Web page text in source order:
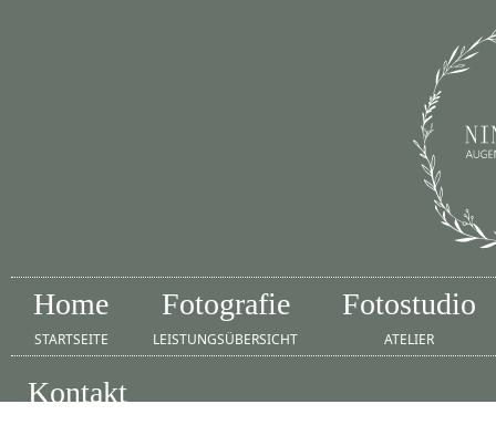
Home
STARTSEITE
Fotografie
LEISTUNGSÜBERSICHT
Fotostudio
ATELIER
Kontakt